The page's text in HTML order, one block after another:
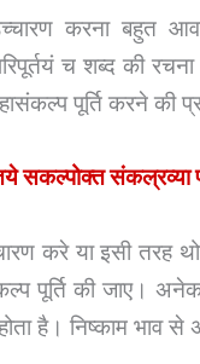
करना बहुत
च शब्द की
पूर्ति करने की
सकल्पोक्त संकल्रव्या
करे या इसी तरह
की जाए। अनेक
है। निष्काम